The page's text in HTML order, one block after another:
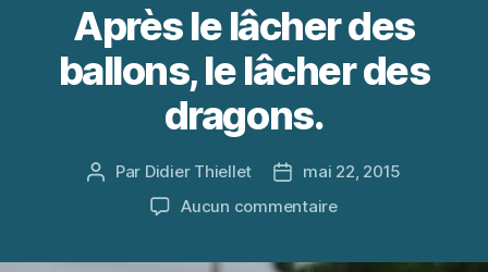
Après le lâcher des
ballons, le lâcher des
dragons.
Auteur
Par Didier Thiellet
Datemai 22, 2015
Aucun commentairesur